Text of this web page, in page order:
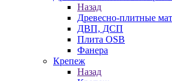
Назад
Древесно-плитные
ДВП, ДСП
Плита OSB
Фанера
Крепеж
Назад